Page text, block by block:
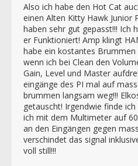
Also ich habe den Hot Cat
einen Alten Kitty Hawk Junior
haben sehr gut gepasst!!! Ich
er Funktioniert! Amp klingt
habe ein kostantes
wenn ich bei Clean den
Gain, Level und Master
eingänge des PI mal auf
brummen langsam weg!!!
getauscht! Irgendwie finde
ich mit dem Multimeter auf
an den Eingängen gegen
verschindet das signal
voll still!!!